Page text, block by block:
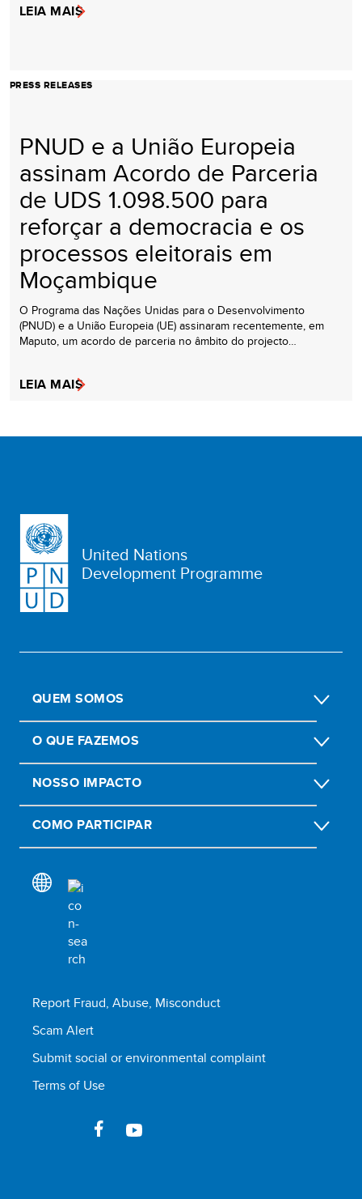
LEIA MAIS
PRESS RELEASES
PNUD e a União Europeia
assinam Acordo de Parceria
de UDS 1.098.500 para
reforçar a democracia e os
processos eleitorais em
Moçambique
O Programa das Nações Unidas para o Desenvolvimento
(PNUD) e a União Europeia (UE) assinaram recentemente, em
Maputo, um acordo de parceria no âmbito do projecto…
LEIA MAIS
United Nations
Development Programme
QUEM SOMOS
O QUE FAZEMOS
NOSSO IMPACTO
COMO PARTICIPAR
Report Fraud, Abuse, Misconduct
Scam Alert
Submit social or environmental complaint
Terms of Use